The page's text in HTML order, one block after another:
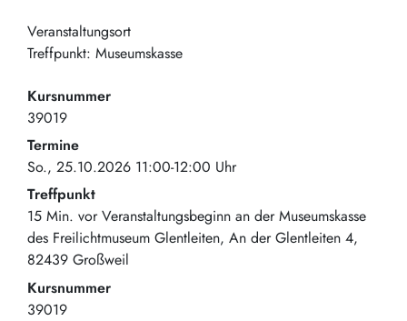
Veranstaltungsort
Treffpunkt: Museumskasse
Kursnummer
39019
Termine
So., 25.10.2026 11:00-12:00 Uhr
Treffpunkt
15 Min. vor Veranstaltungsbeginn an der Museumskasse
des Freilichtmuseum Glentleiten An der Glentleiten 4
82439 Großweil
Kursnummer
39019